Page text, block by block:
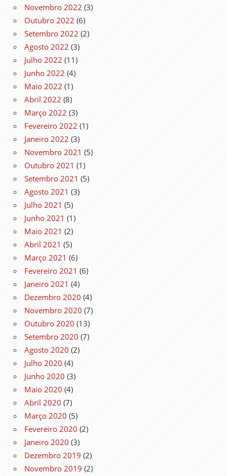
Novembro 2022 (3)
Outubro 2022 (6)
Setembro 2022 (2)
Agosto 2022 (3)
Julho 2022 (11)
Junho 2022 (4)
Maio 2022 (1)
Abril 2022 (8)
Março 2022 (3)
Fevereiro 2022 (1)
Janeiro 2022 (3)
Novembro 2021 (5)
Outubro 2021 (1)
Setembro 2021 (5)
Agosto 2021 (3)
Julho 2021 (5)
Junho 2021 (1)
Maio 2021 (2)
Abril 2021 (5)
Março 2021 (6)
Fevereiro 2021 (6)
Janeiro 2021 (4)
Dezembro 2020 (4)
Novembro 2020 (7)
Outubro 2020 (13)
Setembro 2020 (7)
Agosto 2020 (2)
Julho 2020 (4)
Junho 2020 (3)
Maio 2020 (4)
Abril 2020 (7)
Março 2020 (5)
Fevereiro 2020 (2)
Janeiro 2020 (3)
Dezembro 2019 (2)
Novembro 2019 (2)